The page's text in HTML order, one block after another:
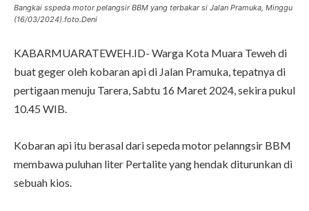
Bangkai sspeda motor pelangsir BBM yang terbakar si Jalan Pramuka, Minggu
(16/03/2024).foto.Deni
KABARMUARATEWEH.ID- Warga Kota Muara Teweh di
buat geger oleh kobaran api di Jalan Pramuka, tepatnya di
pertigaan menuju Tarera, Sabtu 16 Maret 2024, sekira pukul
10.45 WIB.
Kobaran api itu berasal dari sepeda motor pelanngsir BBM
membawa puluhan liter Pertalite yang hendak diturunkan di
sebuah kios.